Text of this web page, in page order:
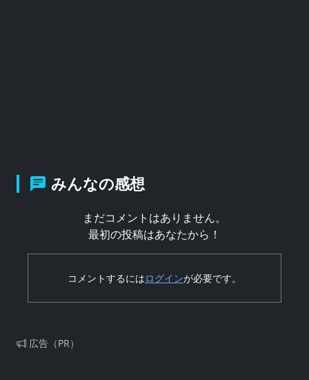
みんなの感想
まだコメントはありません。
最初の投稿はあなたから！
コメントするにはログインが必要です。
広告（PR）